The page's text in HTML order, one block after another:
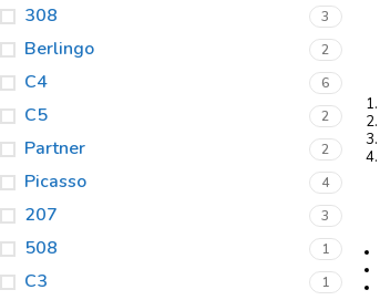
308 3
Berlingo 2
C4 6
C5 2
Partner 2
Picasso 4
207 3
508 1
C3 1